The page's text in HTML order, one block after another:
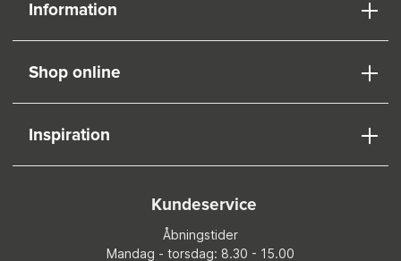
Information
Shop online
Inspiration
Kundeservice
Åbningstider
Mandag - torsdag: 8.30 - 15.00